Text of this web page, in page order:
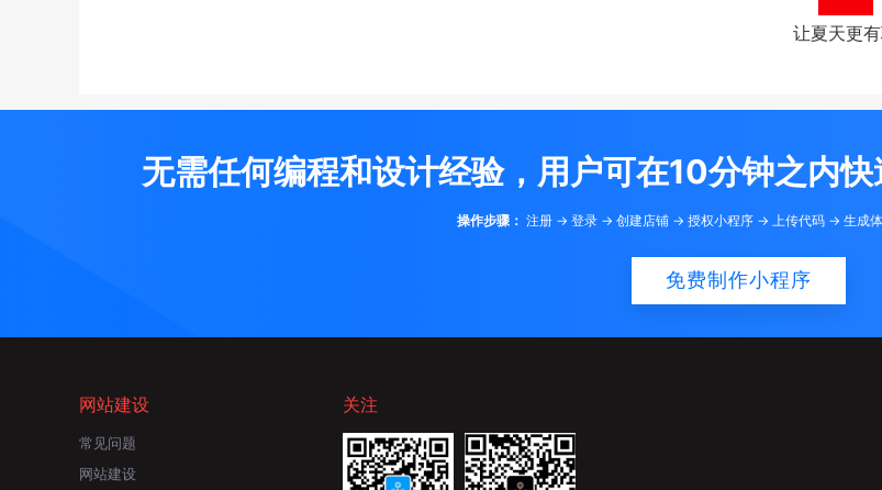
让夏天更
无需任何编程和设计经验，用户可在10分钟之内
操作步骤： 注册 -> 登录 -> 创建店铺 -> 授权小程序 -> 上传代码 -> 生成
免费制作小程序
网站建设
常见问题
网站建设
关注